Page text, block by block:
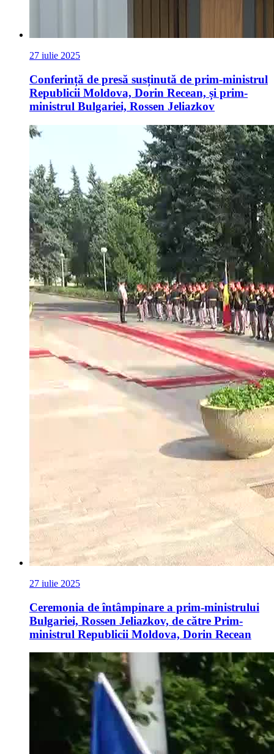
27 iulie 2025
Conferință de presă susținută de prim-ministrul
Republicii Moldova, Dorin Recean, și prim-
ministrul Bulgariei, Rossen Jeliazkov
27 iulie 2025
Ceremonia de întâmpinare a prim-ministrului
Bulgariei, Rossen Jeliazkov, de către Prim-
ministrul Republicii Moldova, Dorin Recean